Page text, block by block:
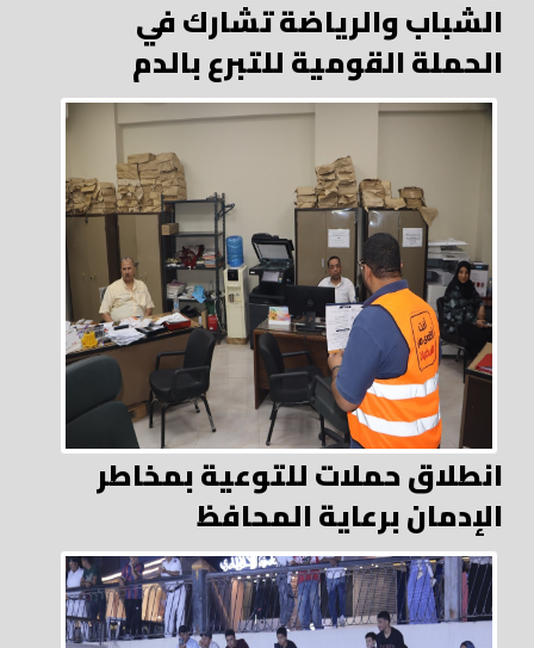
الشباب والرياضة تشارك في
الحملة القومية للتبرع بالدم
انطلاق حملات للتوعية بمخاطر
الإدمان برعاية المحافظ